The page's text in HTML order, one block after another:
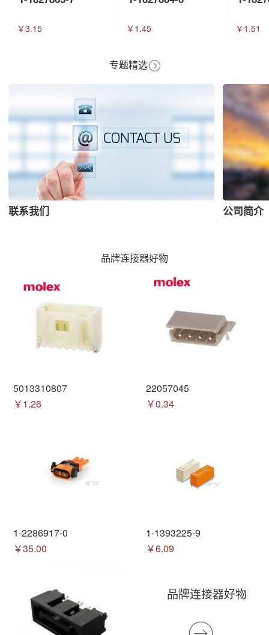
￥3.15 ￥1.45 ￥1.51
专题精选
联系我们 公司简介
品牌连接器好物
5013310807
￥1.26
22057045
￥0.34
1-2286917-0
￥35.00
1-1393225-9
￥6.09
品牌连接器好物